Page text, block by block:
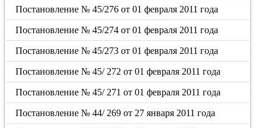
Постановление № 45/276 от 01 февраля 2011 года
Постановление № 45/274 от 01 февраля 2011 года
Постановление № 45/273 от 01 февраля 2011 года
Постановление № 45/ 272 от 01 февраля 2011 года
Постановление № 45/ 271 от 01 февраля 2011 года
Постановление № 44/ 269 от 27 января 2011 года